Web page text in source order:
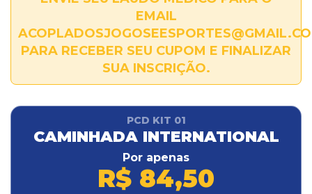
EMAIL
PARA RECEBER SEU CUPOM E FINALIZAR
SUA INSCRIÇÃO.
PCD KIT 01
CAMINHADA INTERNATIONAL
Por apenas
R$ 84,50